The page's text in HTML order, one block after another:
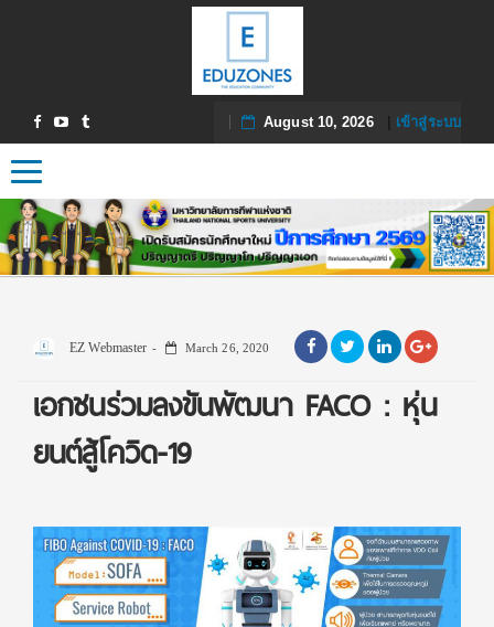
August 10, 2026| เข้าสู่ระบบ
Toggle navigation
EZ Webmaster March 26, 2020
เอกชนร่วมลงขันพัฒนา FACO : หุ่น
ยนต์สู้โควิด-19